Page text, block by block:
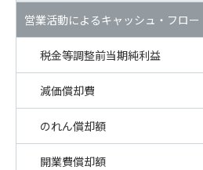
営業活動によるキャッシュ・フロー
税金等調整前当期純利益
減価償却費
のれん償却額
開業費償却額